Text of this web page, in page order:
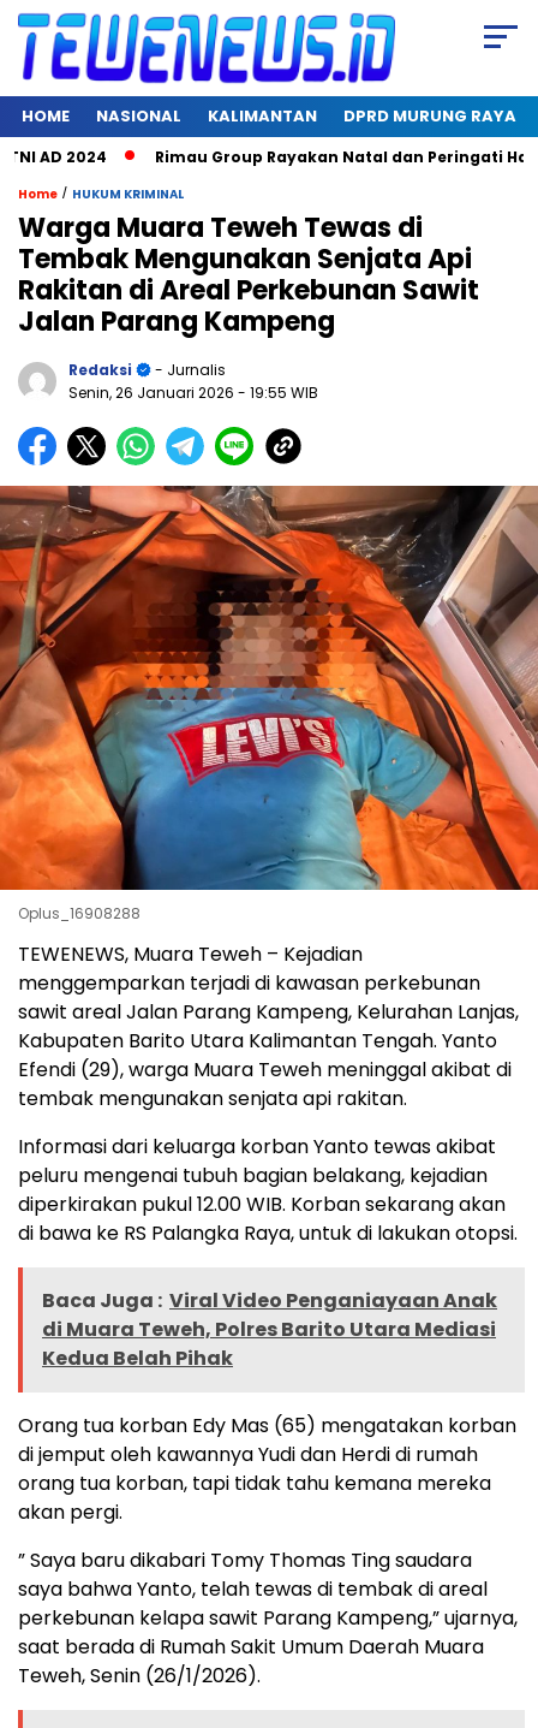
HOME NASIONAL KALIMANTAN DPRD MURUNG RAYA
AD 2024 Rimau Group Rayakan Natal dan Peringati Hari
Home / HUKUM KRIMINAL
Warga Muara Teweh Tewas di
Tembak Mengunakan Senjata Api
Rakitan di Areal Perkebunan Sawit
Jalan Parang Kampeng
Redaksi
- Jurnalis
Senin, 26 Januari 2026 - 19:55 WIB
Oplus_16908288
TEWENEWS, Muara Teweh – Kejadian
menggemparkan terjadi di kawasan perkebunan
sawit areal Jalan Parang Kampeng, Kelurahan Lanjas,
Kabupaten Barito Utara Kalimantan Tengah. Yanto
Efendi (29), warga Muara Teweh meninggal akibat di
tembak mengunakan senjata api rakitan.
Informasi dari keluarga korban Yanto tewas akibat
peluru mengenai tubuh bagian belakang, kejadian
diperkirakan pukul 12.00 WIB. Korban sekarang akan
di bawa ke RS Palangka Raya, untuk di lakukan otopsi.
Baca Juga : Viral Video Penganiayaan Anak
di Muara Teweh, Polres Barito Utara Mediasi
Kedua Belah Pihak
Orang tua korban Edy Mas (65) mengatakan korban
di jemput oleh kawannya Yudi dan Herdi di rumah
orang tua korban, tapi tidak tahu kemana mereka
akan pergi.
” Saya baru dikabari Tomy Thomas Ting saudara
saya bahwa Yanto, telah tewas di tembak di areal
perkebunan kelapa sawit Parang Kampeng,” ujarnya,
saat berada di Rumah Sakit Umum Daerah Muara
Teweh, Senin (26/1/2026).